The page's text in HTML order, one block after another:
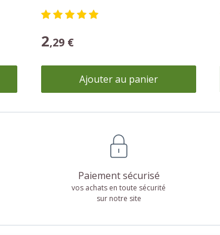
2,29 €
Ajouter au panier
Paiement sécurisé
vos achats en toute sécurité
sur notre site